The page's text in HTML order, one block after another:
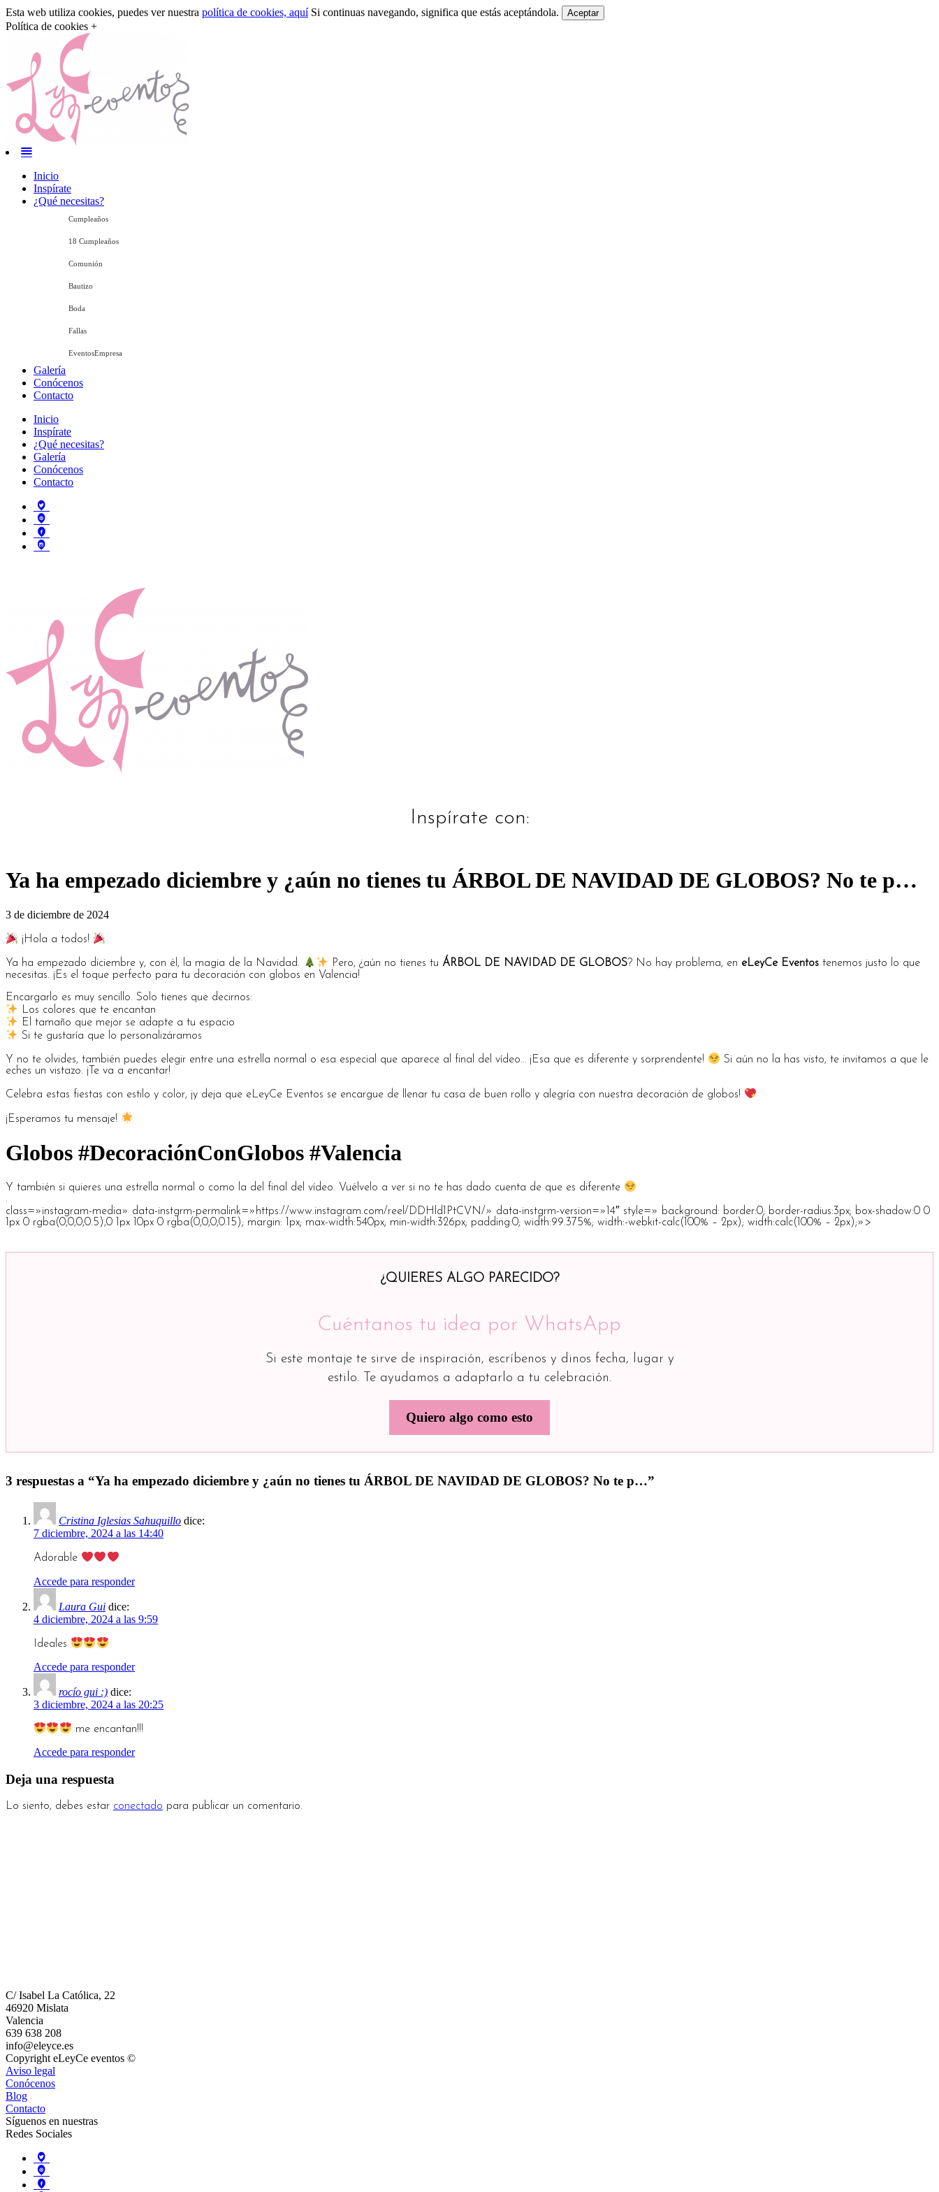
Esta web utiliza cookies, puedes ver nuestra política de cookies, aquíSi continuas navegando, significa que estás aceptándola. Aceptar
Política de cookies +
Inicio
Inspírate
¿Qué necesitas?
Cumpleaños
18 Cumpleaños
Comunión
Bautizo
Boda
Fallas
EventosEmpresa
Galería
Conócenos
Contacto
Inicio
Inspírate
¿Qué necesitas?
Galería
Conócenos
Contacto
Inspírate con:
Ya ha empezado diciembre y ¿aún no tienes tu ÁRBOL DE NAVIDAD DE GLOBOS? No te p…
3 de diciembre de 2024
¡Hola a todos!
Ya ha empezado diciembre y, con él, la magia de la Navidad. Pero, ¿aún no tienes tuÁRBOL DE NAVIDAD DE GLOBOS? No hay problema, en eLeyCe Eventos tenemos justo lo que
necesitas. ¡Es el toque perfecto para tu decoración con globos en Valencia!
Encargarlo es muy sencillo. Solo tienes que decirnos:
Los colores que te encantan
El tamaño que mejor se adapte a tu espacio
Si te gustaría que lo personalizáramos
Y no te olvides, también puedes elegir entre una estrella normal o esa especial que aparece al final del vídeo… ¡Esa que es diferente y sorprendente!
Si aún no la has visto, te invitamos a que le
eches un vistazo. ¡Te va a encantar!
Celebra estas fiestas con estilo y color, ¡y deja que eLeyCe Eventos se encargue de llenar tu casa de buen rollo y alegría con nuestra decoración de globos!
¡Esperamos tu mensaje!
Globos #DecoraciónConGlobos #Valencia
Y también si quieres una estrella normal o como la del final del vídeo. Vuélvelo a ver si no te has dado cuenta de que es diferente
.
class=»instagram-media» data-instgrm-permalink=»https://www.instagram.com/reel/DDHld1PtCVN/» data-instgrm-version=»14″ style=» background: border:0; border-radius:3px; box-shadow:0 0
1px 0 rgba(0,0,0,0.5),0 1px 10px 0 rgba(0,0,0,0.15); margin: 1px; max-width:540px; min-width:326px; padding:0; width:99.375%; width:-webkit-calc(100% – 2px); width:calc(100% – 2px);»>
¿QUIERES ALGO PARECIDO?
Cuéntanos tu idea por WhatsApp
Si este montaje te sirve de inspiración, escríbenos y dinos fecha, lugar y
estilo. Te ayudamos a adaptarlo a tu celebración.
Quiero algo como esto
3 respuestas a “Ya ha empezado diciembre y ¿aún no tienes tu ÁRBOL DE NAVIDAD DE GLOBOS? No te p…”
Cristina Iglesias Sahuquillo dice:
7 diciembre, 2024 a las 14:40
Adorable
Accede para responder
Laura Gui dice:
4 diciembre, 2024 a las 9:59
Ideales
Accede para responder
rocío gui :) dice:
3 diciembre, 2024 a las 20:25
me encantan!!!
Accede para responder
Deja una respuesta
Lo siento, debes estar conectado para publicar un comentario.
C/ Isabel La Católica, 22
46920 Mislata
Valencia
639 638 208
info@eleyce.es
Copyright eLeyCe eventos ©
Aviso legal
Conócenos
Blog
Contacto
Síguenos en nuestras
Redes Sociales